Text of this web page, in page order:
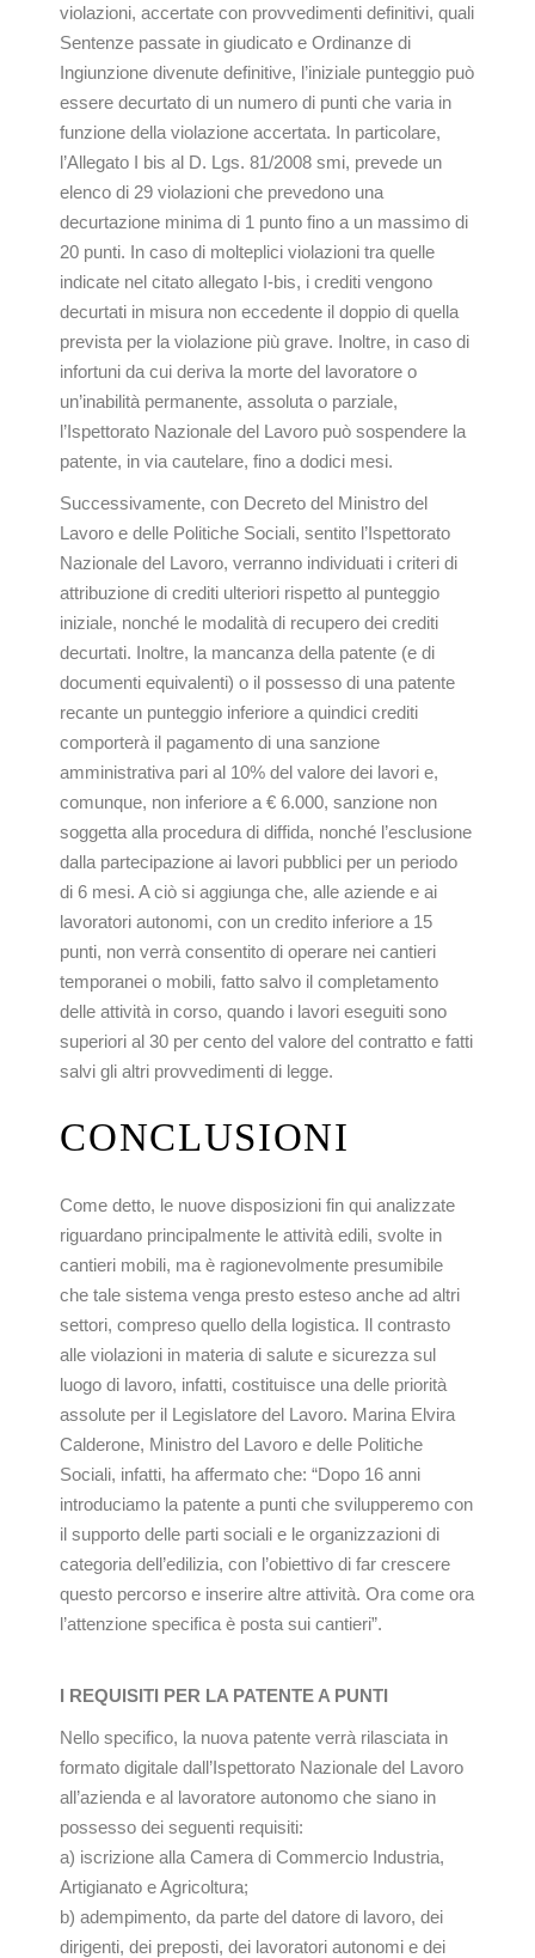
violazioni, accertate con provvedimenti definitivi, quali
Sentenze passate in giudicato e Ordinanze di
Ingiunzione divenute definitive, l’iniziale punteggio può
essere decurtato di un numero di punti che varia in
funzione della violazione accertata. In particolare,
l’Allegato I bis al D. Lgs. 81/2008 smi, prevede un
elenco di 29 violazioni che prevedono una
decurtazione minima di 1 punto fino a un massimo di
20 punti. In caso di molteplici violazioni tra quelle
indicate nel citato allegato I-bis, i crediti vengono
decurtati in misura non eccedente il doppio di quella
prevista per la violazione più grave. Inoltre, in caso di
infortuni da cui deriva la morte del lavoratore o
un’inabilità permanente, assoluta o parziale,
l’Ispettorato Nazionale del Lavoro può sospendere la
patente, in via cautelare, fino a dodici mesi.
Successivamente, con Decreto del Ministro del
Lavoro e delle Politiche Sociali, sentito l’Ispettorato
Nazionale del Lavoro, verranno individuati i criteri di
attribuzione di crediti ulteriori rispetto al punteggio
iniziale, nonché le modalità di recupero dei crediti
decurtati. Inoltre, la mancanza della patente (e di
documenti equivalenti) o il possesso di una patente
recante un punteggio inferiore a quindici crediti
comporterà il pagamento di una sanzione
amministrativa pari al 10% del valore dei lavori e,
comunque, non inferiore a € 6.000, sanzione non
soggetta alla procedura di diffida, nonché l’esclusione
dalla partecipazione ai lavori pubblici per un periodo
di 6 mesi. A ciò si aggiunga che, alle aziende e ai
lavoratori autonomi, con un credito inferiore a 15
punti, non verrà consentito di operare nei cantieri
temporanei o mobili, fatto salvo il completamento
delle attività in corso, quando i lavori eseguiti sono
superiori al 30 per cento del valore del contratto e fatti
salvi gli altri provvedimenti di legge.
CONCLUSIONI
Come detto, le nuove disposizioni fin qui analizzate
riguardano principalmente le attività edili, svolte in
cantieri mobili, ma è ragionevolmente presumibile
che tale sistema venga presto esteso anche ad altri
settori, compreso quello della logistica. Il contrasto
alle violazioni in materia di salute e sicurezza sul
luogo di lavoro, infatti, costituisce una delle priorità
assolute per il Legislatore del Lavoro. Marina Elvira
Calderone, Ministro del Lavoro e delle Politiche
Sociali, infatti, ha affermato che: “Dopo 16 anni
introduciamo la patente a punti che svilupperemo con
il supporto delle parti sociali e le organizzazioni di
categoria dell’edilizia, con l’obiettivo di far crescere
questo percorso e inserire altre attività. Ora come ora
l’attenzione specifica è posta sui cantieri”.
I REQUISITI PER LA PATENTE A PUNTI
Nello specifico, la nuova patente verrà rilasciata in
formato digitale dall’Ispettorato Nazionale del Lavoro
all’azienda e al lavoratore autonomo che siano in
possesso dei seguenti requisiti:
a) iscrizione alla Camera di Commercio Industria,
Artigianato e Agricoltura;
b) adempimento, da parte del datore di lavoro, dei
dirigenti, dei preposti, dei lavoratori autonomi e dei